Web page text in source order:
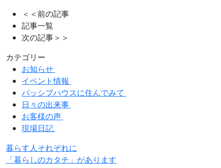
＜＜前の記事
記事一覧
次の記事＞＞
カテゴリー
お知らせ
イベント情報
パッシブハウスに住んでみて
日々の出来事
お客様の声
現場日記
暮らす人それぞれに
「暮らしのカタチ」があります